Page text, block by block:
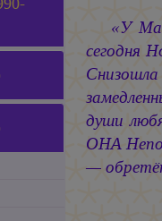
«У
сегодня
души
ОНА
—